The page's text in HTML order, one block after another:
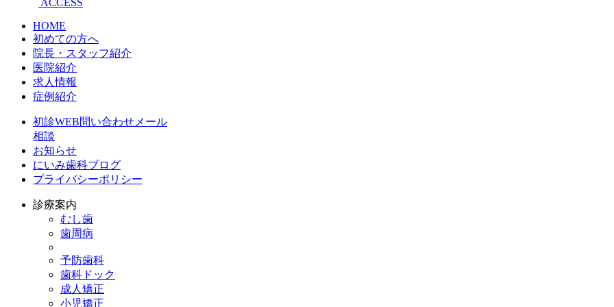
ACCESS
HOME
初めての方へ
院長・スタッフ紹介
医院紹介
求人情報
症例紹介
初診WEB問い合わせメール
相談
お知らせ
にいみ歯科ブログ
プライバシーポリシー
診療案内
むし歯
歯周病
予防歯科
歯科ドック
成人矯正
小児矯正